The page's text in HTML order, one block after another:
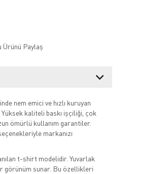
Ürünü Paylaş
nem emici ve hızlı kuruyan
kaliteli baskı işçiliği, çok
ömürlü kullanım garantiler.
markanızı
t-shirt modelidir. Yuvarlak
görünüm sunar. Bu özellikleri